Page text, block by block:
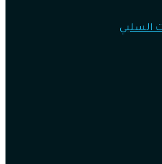
السلبي